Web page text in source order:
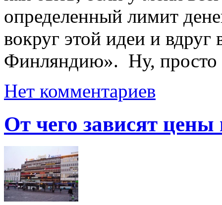
определенный лимит
вокруг этой идеи и
Финляндию». Ну, просто
Нет комментариев
От чего зависят